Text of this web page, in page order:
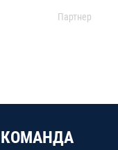
Партнер
КОМАНДА